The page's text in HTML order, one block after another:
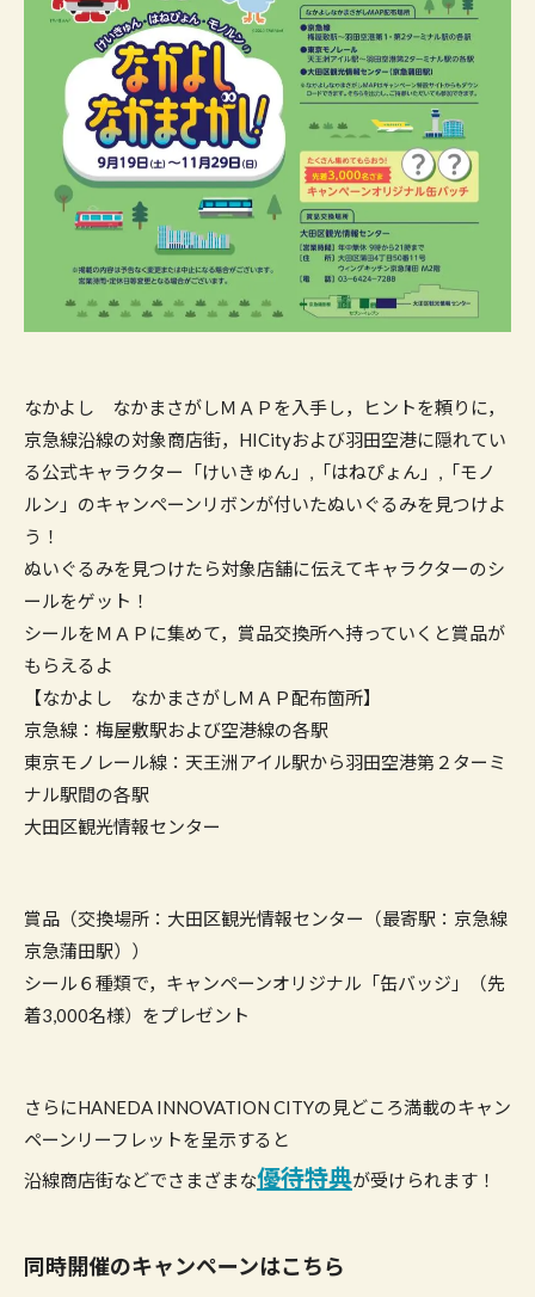
なかよし なかまさがしＭＡＰを入手し，ヒントを頼りに，
京急線沿線の対象商店街，HICityおよび羽田空港に隠れてい
る公式キャラクター「けいきゅん」,「はねぴょん」,「モノ
ルン」のキャンペーンリボンが付いたぬいぐるみを見つけよ
う！
ぬいぐるみを見つけたら対象店舗に伝えてキャラクターのシ
ールをゲット！
シールをＭＡＰに集めて，賞品交換所へ持っていくと賞品が
もらえるよ
【なかよし なかまさがしＭＡＰ配布箇所】
京急線：梅屋敷駅および空港線の各駅
東京モノレール線：天王洲アイル駅から羽田空港第２ターミ
ナル駅間の各駅
大田区観光情報センター
賞品（交換場所：大田区観光情報センター（最寄駅：京急線
京急蒲田駅））
シール６種類で，キャンペーンオリジナル「缶バッジ」（先
着3,000名様）をプレゼント
さらにHANEDA INNOVATION CITYの見どころ満載のキャン
ペーンリーフレットを呈示すると
沿線商店街などでさまざまな優待特典が受けられます！
同時開催のキャンペーンはこちら